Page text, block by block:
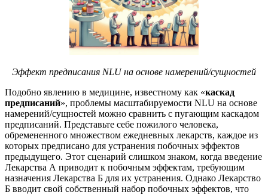
Эффект предписания NLU на основе намерений/сущностей
Подобно явлению в медицине, известному как «каскад
предписаний», проблемы масштабируемости NLU на основе
намерений/сущностей можно сравнить с пугающим каскадом
предписаний. Представьте себе пожилого человека,
обремененного множеством ежедневных лекарств, каждое из
которых предписано для устранения побочных эффектов
предыдущего. Этот сценарий слишком знаком, когда введение
Лекарства А приводит к побочным эффектам, требующим
назначения Лекарства Б для их устранения. Однако Лекарство
Б вводит свой собственный набор побочных эффектов, что